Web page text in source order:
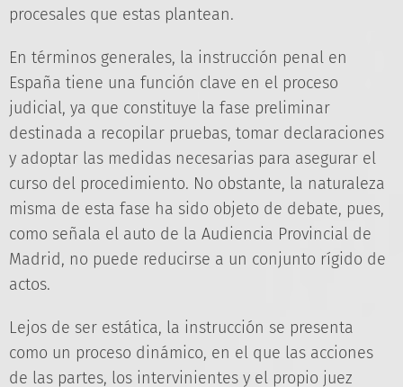
procesales que estas plantean.
En términos generales, la instrucción penal en
España tiene una función clave en el proceso
judicial, ya que constituye la fase preliminar
destinada a recopilar pruebas, tomar declaraciones
y adoptar las medidas necesarias para asegurar el
curso del procedimiento. No obstante, la naturaleza
misma de esta fase ha sido objeto de debate, pues,
como señala el auto de la Audiencia Provincial de
Madrid, no puede reducirse a un conjunto rígido de
actos.
Lejos de ser estática, la instrucción se presenta
como un proceso dinámico, en el que las acciones
de las partes, los intervinientes y el propio juez